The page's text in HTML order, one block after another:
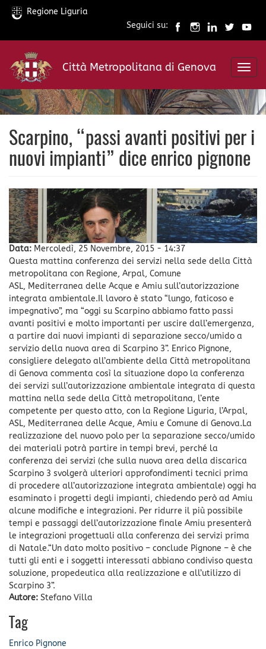
Salta
contenuto
principale
Regione Liguria
Seguici su:
Città Metropolitana di Genova
Scarpino, “passi avanti positivi per i
nuovi impianti” dice enrico pignone
Data: Mercoledì, 25 Novembre, 2015 - 14:37
Questa mattina conferenza dei servizi nella sede della Città
metropolitana con Regione, Arpal, Comune
ASL, Mediterranea delle Acque e Amiu sull’autorizzazione
integrata ambientale.Il lavoro è stato “lungo, faticoso e
impegnativo”, ma “oggi su Scarpino abbiamo fatto passi
avanti positivi e molto importanti per uscire dall’emergenza,
a partire dai nuovi impianti di separazione secco/umido a
servizio della nuova area di Scarpino 3”. Enrico Pignone,
consigliere delegato all’ambiente della Città metropolitana
di Genova commenta così la situazione dopo la conferenza
dei servizi sull’autorizzazione ambientale integrata di questa
mattina nella sede della Città metropolitana, l’ente
competente per questo atto, con la Regione Liguria, l’Arpal,
ASL, Mediterranea delle Acque, Amiu e Comune di Genova.La
realizzazione del nuovo polo per la separazione secco/umido
dei materiali potrà partire in tempi brevi, perché la
conferenza dei servizi (che sulla nuova area della discarica
Scarpino 3 svolgerà ulteriori approfondimenti tecnici prima
di procedere all’autorizzazione integrata ambientale) oggi ha
esaminato i progetti degli impianti, chiedendo però ad Amiu
alcune modifiche e integrazioni. Per ridurre il più possibile
tempi e passaggi dell’autorizzazione finale Amiu presenterà
le integrazioni progettuali alla conferenza dei servizi prima
di Natale.“Un dato molto positivo – conclude Pignone – è che
tutti gli enti e i soggetti interessati abbiano condiviso questa
soluzione, propedeutica alla realizzazione e all’utilizzo di
Scarpino 3”.
Autore: Stefano Villa
Tag
Enrico Pignone